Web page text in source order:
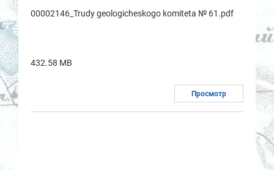
00002146_Trudy geologicheskogo komitetа № 61.pdf
432.58 MB
Просмотр